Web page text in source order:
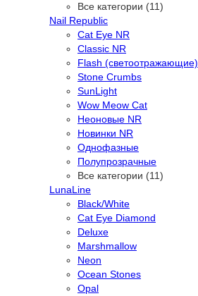
Все категории (11)
Nail Republic
Cat Eye NR
Classic NR
Flash (светоотражающие)
Stone Crumbs
SunLight
Wow Meow Cat
Неоновые NR
Новинки NR
Однофазные
Полупрозрачные
Все категории (11)
LunaLine
Black/White
Cat Eye Diamond
Deluxe
Marshmallow
Neon
Ocean Stones
Opal